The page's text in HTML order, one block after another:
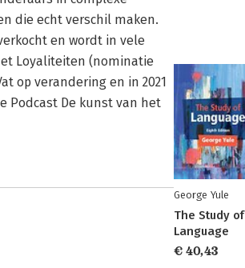
die echt verschil maken.
en wordt in vele
Loyaliteiten (nominatie
op verandering en in 2021
Podcast De kunst van het
George Yule
The Study of
Language
€ 40,43